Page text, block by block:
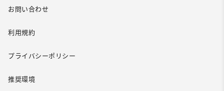
お問い合わせ
利用規約
プライバシーポリシー
推奨環境